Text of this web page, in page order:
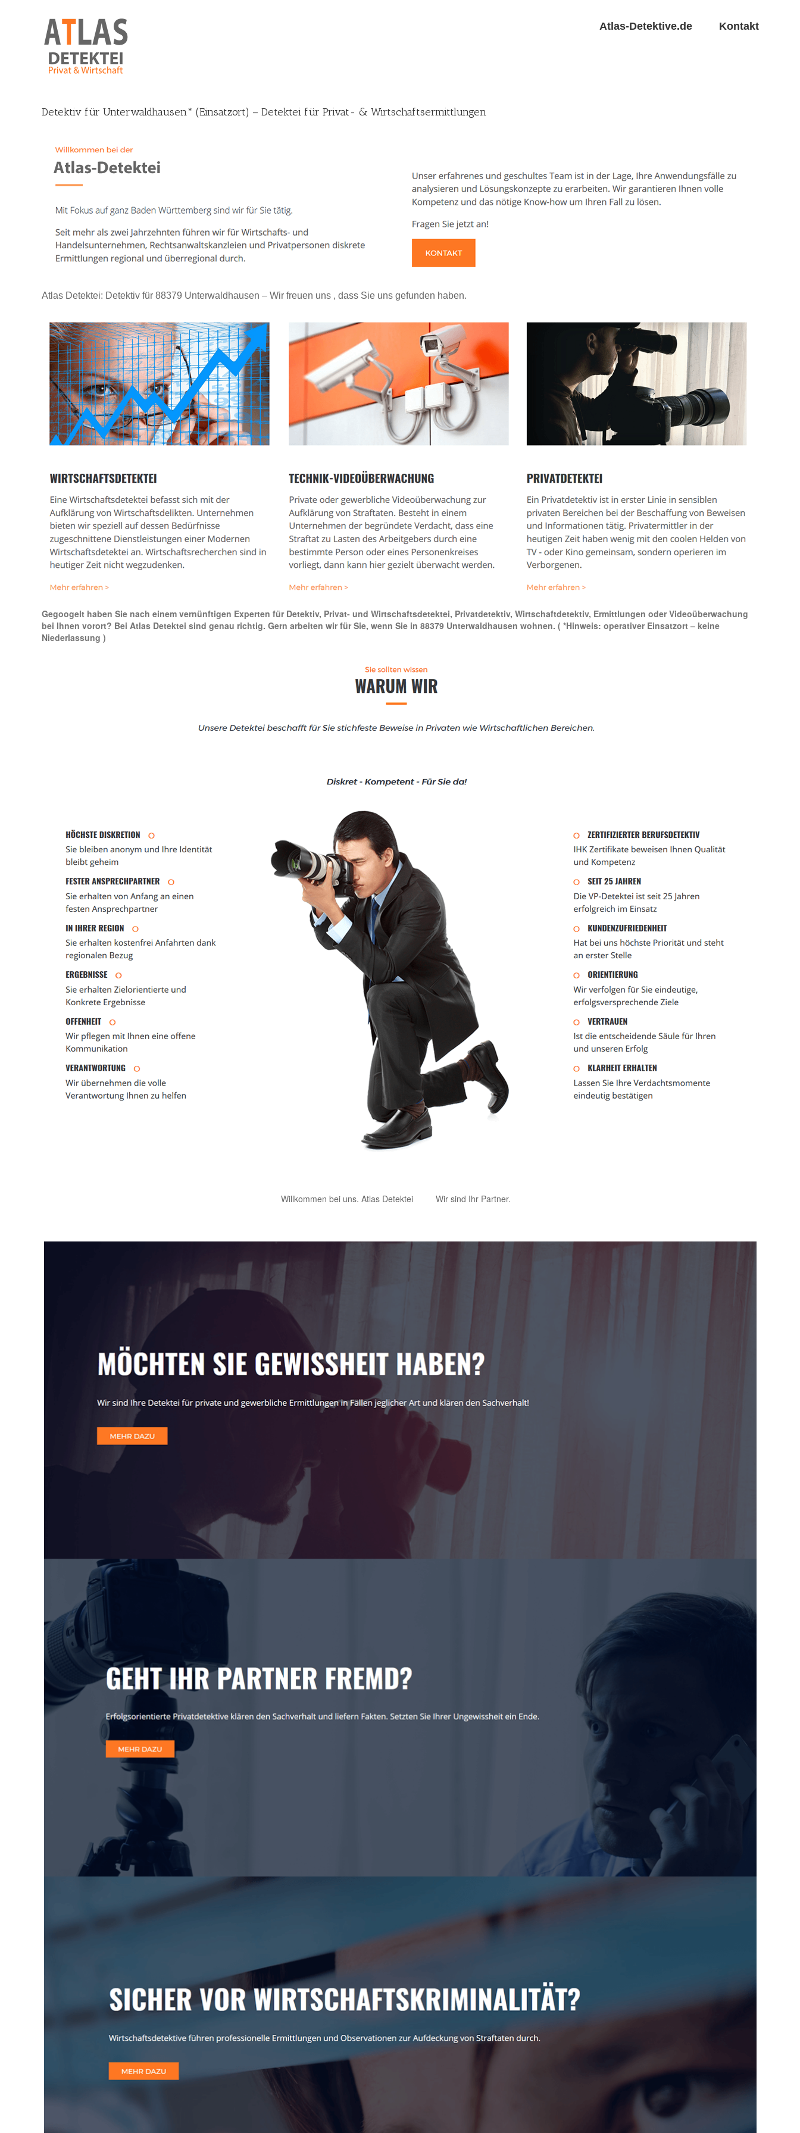
Atlas-Detektive.de Kontakt
Detektiv für Unterwaldhausen* (Einsatzort) – Detektei für Privat- & Wirtschaftsermittlungen
Atlas Detektei: Detektiv für 88379 Unterwaldhausen – Wir freuen uns , dass Sie uns gefunden haben.
Gegoogelt haben Sie nach einem vernünftigen Experten für Detektiv, Privat- und Wirtschaftsdetektei, Privatdetektiv, Wirtschaftdetektiv, Ermittlungen oder Videoüberwachung
bei Ihnen vorort? Bei Atlas Detektei sind genau richtig. Gern arbeiten wir für Sie, wenn Sie in 88379 Unterwaldhausen wohnen. ( *Hinweis: operativer Einsatzort – keine
Niederlassung )
Willkommen bei uns. Atlas Detektei Wir sind Ihr Partner.